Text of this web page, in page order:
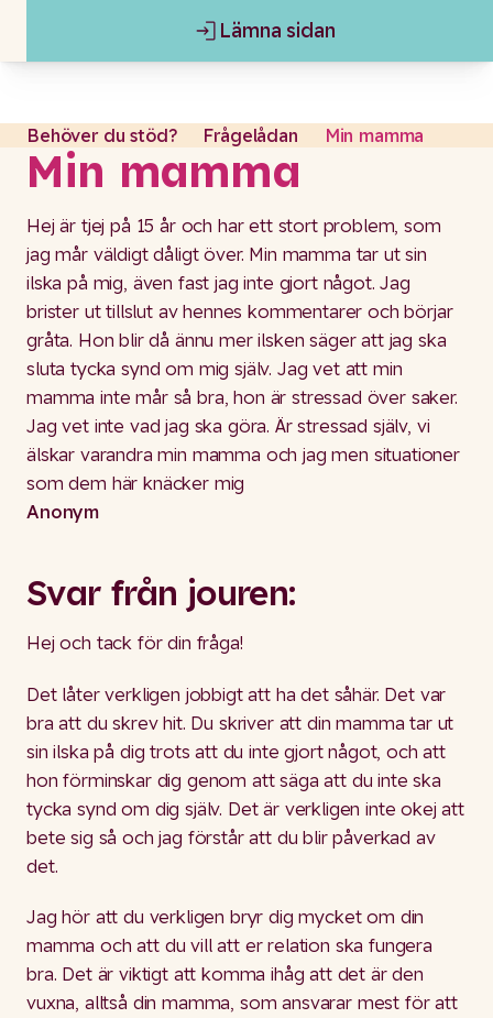
Gå till contentLämna sidan
Lämna sidan
Behöver du stöd? Frågelådan Min mamma
Min mamma
Hej är tjej på 15 år och har ett stort problem, som
jag mår väldigt dåligt över. Min mamma tar ut sin
ilska på mig, även fast jag inte gjort något. Jag
brister ut tillslut av hennes kommentarer och börjar
gråta. Hon blir då ännu mer ilsken säger att jag ska
sluta tycka synd om mig själv. Jag vet att min
mamma inte mår så bra, hon är stressad över saker.
Jag vet inte vad jag ska göra. Är stressad själv, vi
älskar varandra min mamma och jag men situationer
som dem här knäcker mig
Anonym
Svar från jouren:
Hej och tack för din fråga!
Det låter verkligen jobbigt att ha det såhär. Det var
bra att du skrev hit. Du skriver att din mamma tar ut
sin ilska på dig trots att du inte gjort något, och att
hon förminskar dig genom att säga att du inte ska
tycka synd om dig själv. Det är verkligen inte okej att
bete sig så och jag förstår att du blir påverkad av
det.
Jag hör att du verkligen bryr dig mycket om din
mamma och att du vill att er relation ska fungera
bra. Det är viktigt att komma ihåg att det är den
vuxna, alltså din mamma, som ansvarar mest för att